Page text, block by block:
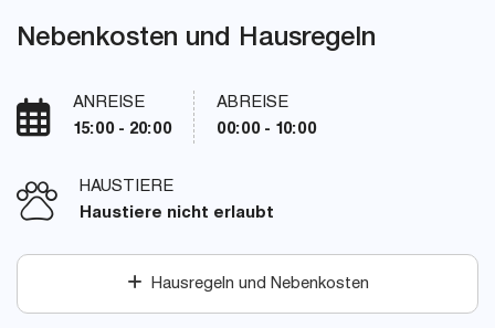
Nebenkosten und Hausregeln
ANREISE
15:00 - 20:00
ABREISE
00:00 - 10:00
HAUSTIERE
Haustiere nicht erlaubt
Hausregeln und Nebenkosten